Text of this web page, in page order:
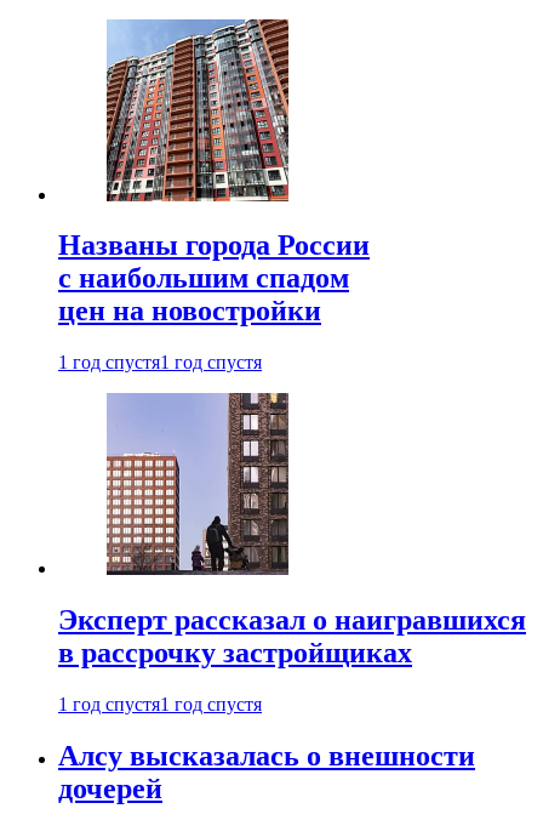
Названы города России
с наибольшим спадом
цен на новостройки
1 год спустя1 год спустя
Эксперт рассказал о наигравшихся
в рассрочку застройщиках
1 год спустя1 год спустя
Алсу высказалась о внешности
дочерей